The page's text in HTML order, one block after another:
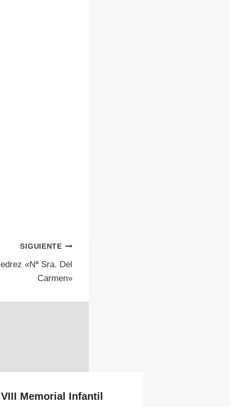
SIGUIENTE
«Nª Sra. Del
Carmen»
VIII Memorial Infantil